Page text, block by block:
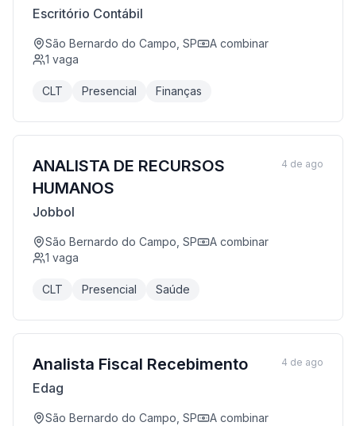
Escritório Contábil
São Bernardo do Campo, SP
A combinar
1 vaga
CLT Presencial Finanças
ANALISTA DE RECURSOS
HUMANOS
Jobbol
São Bernardo do Campo, SP
A combinar
1 vaga
CLT Presencial Saúde
4 de ago
Analista Fiscal Recebimento
Edag
São Bernardo do Campo, SP
A combinar
4 de ago